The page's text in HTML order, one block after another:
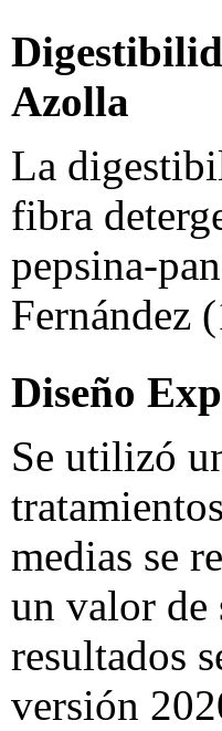
Azolla
La
fibra
pepsina-
Fernández
Diseño
Se utilizó
medias se
un valor de
resultados
versión